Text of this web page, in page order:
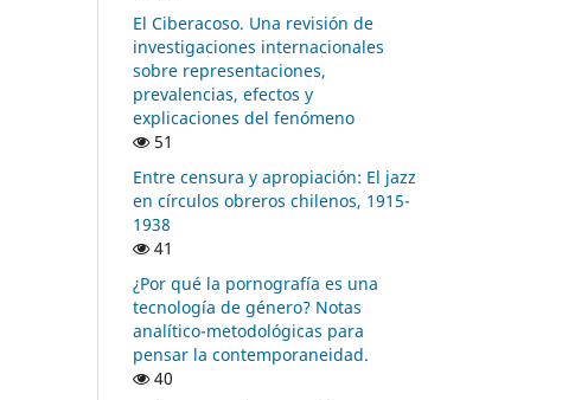
El Ciberacoso. Una revisión de
investigaciones internacionales
sobre representaciones,
prevalencias, efectos y
explicaciones del fenómeno
51
Entre censura y apropiación: El jazz
en círculos obreros chilenos, 1915-
1938
41
¿Por qué la pornografía es una
tecnología de género? Notas
analítico-metodológicas para
pensar la contemporaneidad.
40